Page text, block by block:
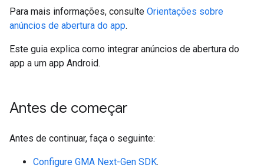
Para mais informações, consulte Orientações sobre
anúncios de abertura do app.
Este guia explica como integrar anúncios de abertura do
app a um app Android.
Antes de começar
Antes de continuar, faça o seguinte:
Configure GMA Next-Gen SDK.